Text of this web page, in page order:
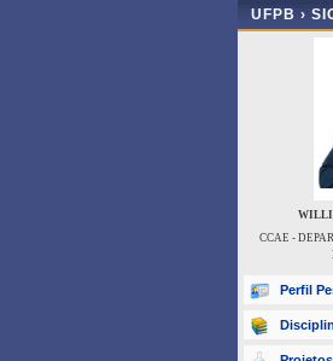
UFPB ›
CCAE -
Perfil